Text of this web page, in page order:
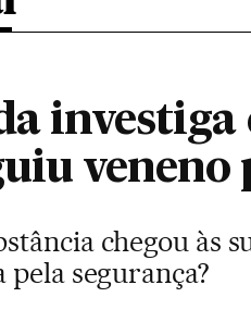
investiga
veneno
chegou às
pela segurança?